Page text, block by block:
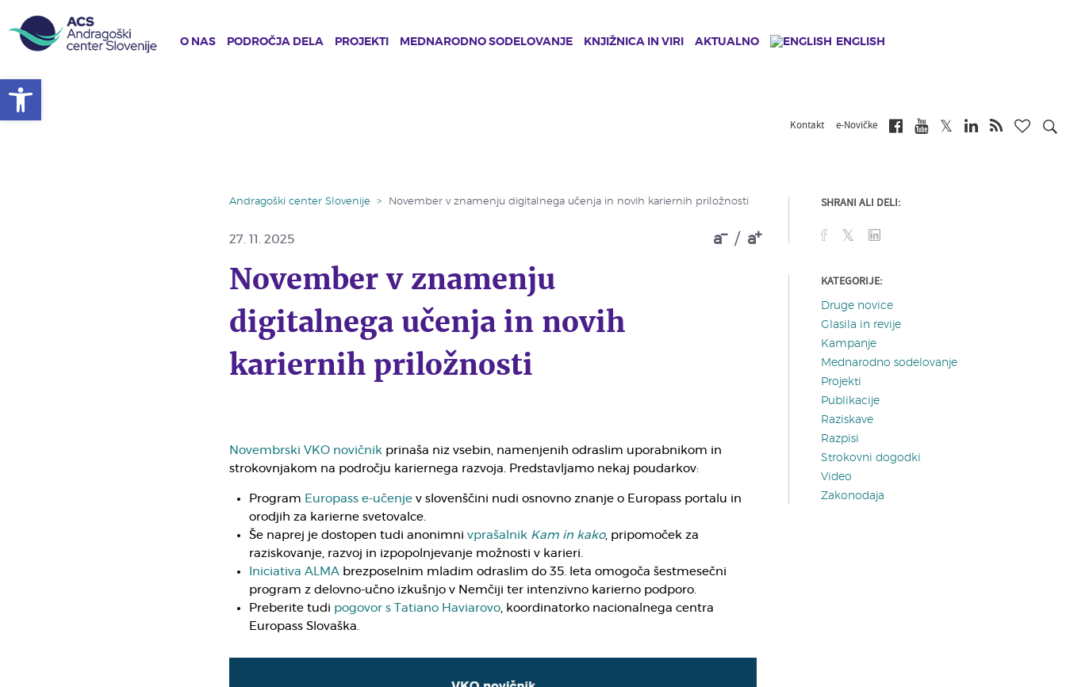
O NAS PODROČJA DELA PROJEKTI MEDNARODNO SODELOVANJE KNJIŽNICA IN VIRI AKTUALNO ENGLISH
Kontakt e-Novičke
Andragoški center Slovenije > November v znamenju digitalnega učenja in novih kariernih priložnosti
a / a
27. 11. 2025
November v znamenju
digitalnega učenja in novih
kariernih priložnosti
Novembrski VKO novičnik prinaša niz vsebin, namenjenih odraslim uporabnikom in
strokovnjakom na področju kariernega razvoja. Predstavljamo nekaj poudarkov:
Program Europass e-učenjev slovenščini nudi osnovno znanje o Europass portalu in
orodjih za karierne svetovalce.
Še naprej je dostopen tudi anonimni vprašalnik Kam in kako, pripomoček za
raziskovanje, razvoj in izpopolnjevanje možnosti v karieri.
Iniciativa ALMAbrezposelnim mladim odraslim do 35. leta omogoča šestmesečni
program z delovno-učno izkušnjo v Nemčiji ter intenzivno karierno podporo.
Preberite tudi pogovor s Tatiano Haviarovo, koordinatorko nacionalnega centra
Europass Slovaška.
SHRANI ALI DELI:
KATEGORIJE:
Druge novice
Glasila in revije
Kampanje
Mednarodno sodelovanje
Projekti
Publikacije
Raziskave
Razpisi
Strokovni dogodki
Video
Zakonodaja
Open toolbar